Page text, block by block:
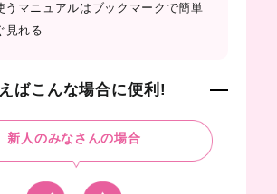
うマニュアルはブックマークで簡単
見れる
ばこんな場合に便利!
新人のみなさんの場合